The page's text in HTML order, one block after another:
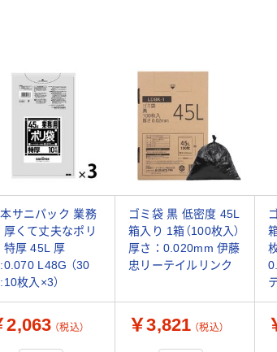
本サニパック 業務
厚くて丈夫なポリ
特厚 45L 厚
L48G （30
枚入×3）
ゴミ袋 黒 低密度 45L
箱入り 1箱（100枚入）
厚さ：0.020mm 伊藤
忠リーテイルリンク
2,063 （税込） ￥3,821 （税込）